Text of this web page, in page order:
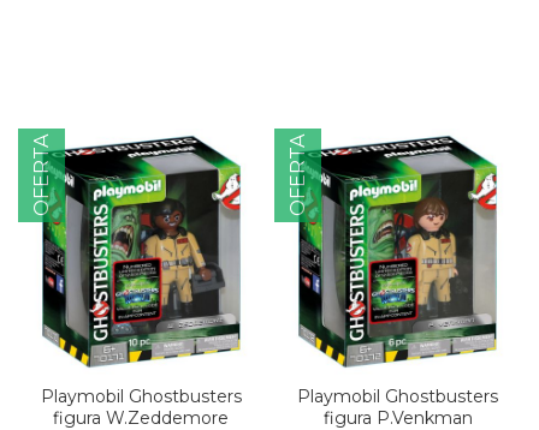
OFERTA
Playmobil Ghostbusters
figura W.Zeddemore
OFERTA
Playmobil Ghostbusters
figura P.Venkman